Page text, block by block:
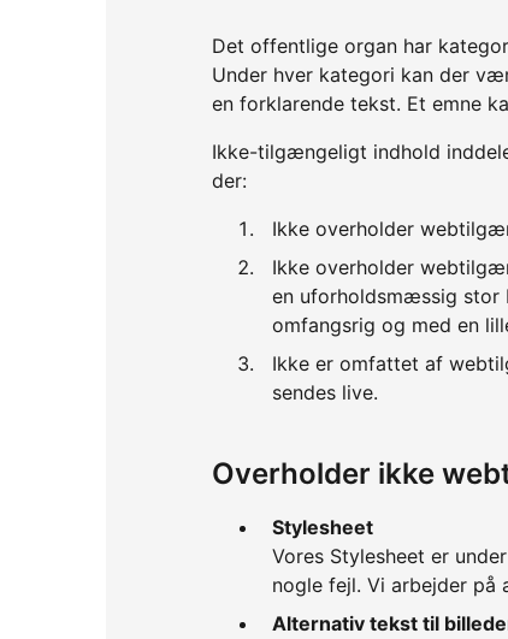
Det offentlige organ har
Under hver kategori kan der
en forklarende tekst. Et emne
Ikke-tilgængeligt indhold
der:
Ikke overholder
Ikke overholder
en uforholdsmæssig stor
omfangsrig og med en
Ikke er omfattet af
sendes live.
Overholder ikke
Stylesheet
Vores Stylesheet er
nogle fejl. Vi arbejder på
Alternativ tekst til